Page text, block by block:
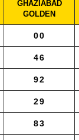
GHAZIABAD
GOLDEN
00
46
92
29
83